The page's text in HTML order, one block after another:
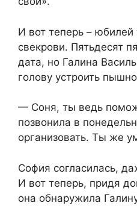
И вот теперь –
свекрови. Пятьдесят
дата, но Галина
голову устроить
— Соня, ты ведь
позвонила в
организовать. Ты же
София согласилась,
И вот теперь, придя
она обнаружила